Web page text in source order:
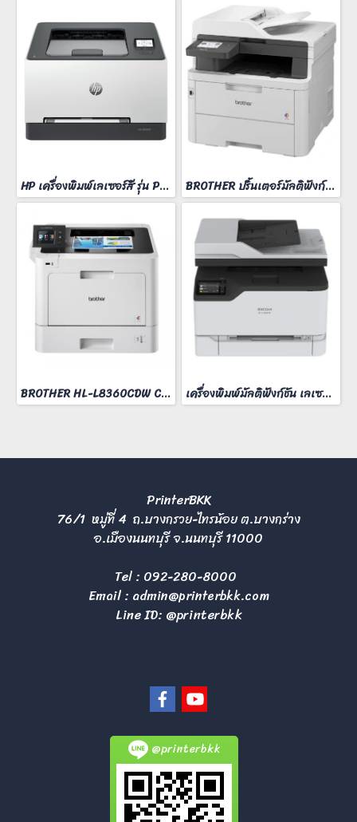
HP เครื่องพิมพ์เลเซอร์สี รุ่น Pro 3203dn BROTHER ปริ้นเตอร์มัลติฟังก์ชั่น รุ่น MFC-L3760CDW
BROTHER HL-L8360CDW COLOR LASER PRINTER เครื่องพิมพ์มัลติฟังก์ชัน เลเซอร์ Ricoh M C240FW
PrinterBKK
76/1 หมู่ที่ 4 ถ.บางกรวย-ไทรน้อย ต.บางกร่าง
อ.เมืองนนทบุรี จ.นนทบุรี 11000
Tel : 092-280-8000
Email : admin@printerbkk.com
Line ID: @printerbkk
@printerbkk